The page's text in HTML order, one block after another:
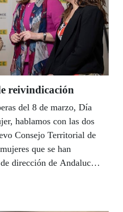
reivindicación
del 8 de marzo, Día
hablamos con las dos
Consejo Territorial de
que se han
dirección de Andalucía